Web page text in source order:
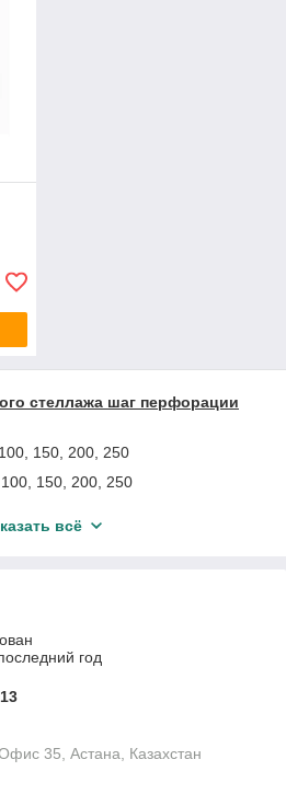
стеллажа шаг перфорации
150, 200, 250
150, 200, 250
200, 250 мм.
всё
год
35, Астана, Казахстан